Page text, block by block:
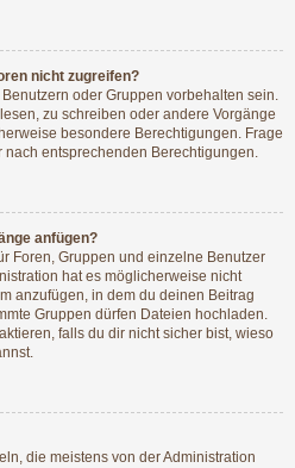
nicht zugreifen?
oder Gruppen vorbehalten sein.
zu schreiben oder andere Vorgänge
besondere Berechtigungen. Frage
entsprechenden Berechtigungen.
anfügen?
Foren, Gruppen und einzelne Benutzer
hat es möglicherweise nicht
anzufügen, in dem du deinen Beitrag
Gruppen dürfen Dateien hochladen.
falls du dir nicht sicher bist, wieso
die meistens von der Administration